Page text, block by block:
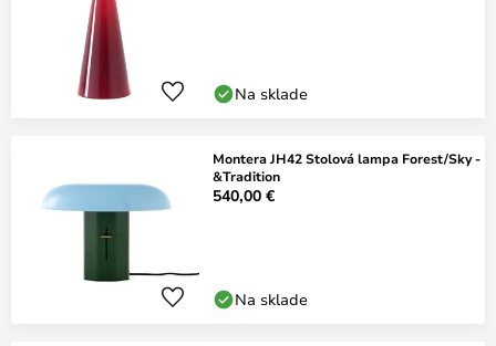
Na sklade
Montera JH42 Stolová lampa Forest/Sky -
&Tradition
540,00 €
Na sklade